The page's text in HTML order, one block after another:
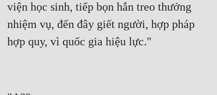
viện học sinh, tiếp bọn hắn treo thưởng
nhiệm vụ, đến đây giết người, hợp pháp
hợp quy, vì quốc gia hiệu lực."